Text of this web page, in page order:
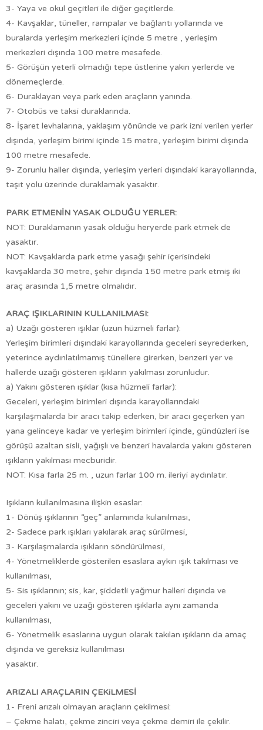
3- Yaya ve okul geçitleri ile diğer geçitlerde.
4- Kavşaklar, tüneller, rampalar ve bağlantı yollarında ve
buralarda yerleşim merkezleri içinde 5 metre , yerleşim
merkezleri dışında 100 metre mesafede.
5- Görüşün yeterli olmadığı tepe üstlerine yakın yerlerde ve
dönemeçlerde.
6- Duraklayan veya park eden araçların yanında.
7- Otobüs ve taksi duraklarında.
8- İşaret levhalarına, yaklaşım yönünde ve park izni verilen yerler
dışında, yerleşim birimi içinde 15 metre, yerleşim birimi dışında
100 metre mesafede.
9- Zorunlu haller dışında, yerleşim yerleri dışındaki karayollarında,
taşıt yolu üzerinde duraklamak yasaktır.
PARK ETMENİN YASAK OLDUĞU YERLER:
NOT: Duraklamanın yasak olduğu heryerde park etmek de
yasaktır.
NOT: Kavşaklarda park etme yasağı şehir içerisindeki
kavşaklarda 30 metre, şehir dışında 150 metre park etmiş iki
araç arasında 1,5 metre olmalıdır.
ARAÇ IŞIKLARININ KULLANILMASI:
a) Uzağı gösteren ışıklar (uzun hüzmeli farlar):
Yerleşim birimleri dışındaki karayollarında geceleri seyrederken,
yeterince aydınlatılmamış tünellere girerken, benzeri yer ve
hallerde uzağı gösteren ışıkların yakılması zorunludur.
a) Yakını gösteren ışıklar (kısa hüzmeli farlar):
Geceleri, yerleşim birimleri dışında karayollarındaki
karşılaşmalarda bir aracı takip ederken, bir aracı geçerken yan
yana gelinceye kadar ve yerleşim birimleri içinde, gündüzleri ise
görüşü azaltan sisli, yağışlı ve benzeri havalarda yakını gösteren
ışıkların yakılması mecburidir.
NOT: Kısa farla 25 m. , uzun farlar 100 m. ileriyi aydınlatır.
Işıkların kullanılmasına ilişkin esaslar:
1- Dönüş ışıklarının “geç” anlamında kulanılması,
2- Sadece park ışıkları yakılarak araç sürülmesi,
3- Karşılaşmalarda ışıkların söndürülmesi,
4- Yönetmeliklerde gösterilen esaslara aykırı ışık takılması ve
kullanılması,
5- Sis ışıklarının; sis, kar, şiddetli yağmur halleri dışında ve
geceleri yakını ve uzağı gösteren ışıklarla aynı zamanda
kullanılması,
6- Yönetmelik esaslarına uygun olarak takılan ışıkların da amaç
dışında ve gereksiz kullanılması
yasaktır.
ARIZALI ARAÇLARIN ÇEKiLMESİ
1- Freni arızalı olmayan araçların çekilmesi:
– Çekme halatı, çekme zinciri veya çekme demiri ile çekilir.